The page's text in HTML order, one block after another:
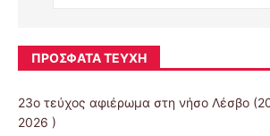
ΠΡΌΣΦΑΤΑ ΤΕΎΧΗ
23ο τεύχος αφιέρωμα στη νήσο Λέσβο
2026 )